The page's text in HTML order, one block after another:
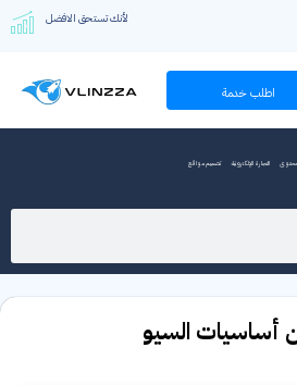
لأنك تستحق الافضل
اطلب خدمة
التجارة الإلكترونية تصميم مواقع